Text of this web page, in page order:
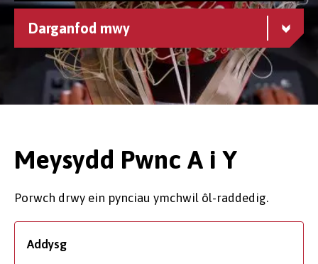
Darganfod mwy
Meysydd Pwnc A i Y
Porwch drwy ein pynciau ymchwil ôl-raddedig.
Addysg